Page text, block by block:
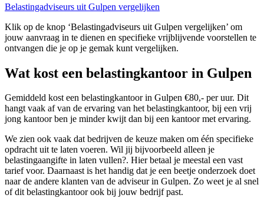
Belastingadviseurs uit Gulpen vergelijken
Klik op de knop ‘Belastingadviseurs uit Gulpen vergelijken’ om
jouw aanvraag in te dienen en specifieke vrijblijvende voorstellen te
ontvangen die je op je gemak kunt vergelijken.
Wat kost een belastingkantoor in Gulpen
Gemiddeld kost een belastingkantoor in Gulpen €80,- per uur. Dit
hangt vaak af van de ervaring van het belastingkantoor, bij een vrij
jong kantoor ben je minder kwijt dan bij een kantoor met ervaring.
We zien ook vaak dat bedrijven de keuze maken om één specifieke
opdracht uit te laten voeren. Wil jij bijvoorbeeld alleen je
belastingaangifte in laten vullen?. Hier betaal je meestal een vast
tarief voor. Daarnaast is het handig dat je een beetje onderzoek doet
naar de andere klanten van de adviseur in Gulpen. Zo weet je al snel
of dit belastingkantoor ook bij jouw bedrijf past.